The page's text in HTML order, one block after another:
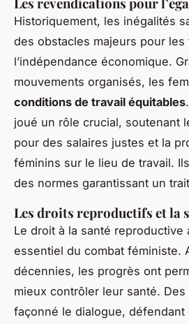
Historiquement, les inégalités
des obstacles majeurs pour
l’indépendance économique.
mouvements organisés, les
conditions de travail équitables
joué un rôle crucial, soutenant
pour des salaires justes et la
féminins sur le lieu de travail.
des normes garantissant un
Les droits reproductifs et la
Le droit à la santé reproductive
essentiel du combat féministe.
décennies, les progrès ont
mieux contrôler leur santé.
façonné le dialogue, défendant